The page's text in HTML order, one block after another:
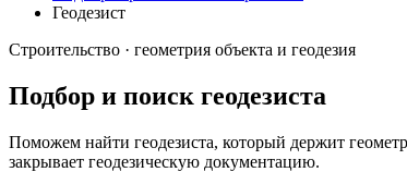
Геодезист
Строительство · геометрия объекта и геодезия
Подбор и поиск геодезиста
Поможем найти геодезиста, который держит
закрывает геодезическую документацию.